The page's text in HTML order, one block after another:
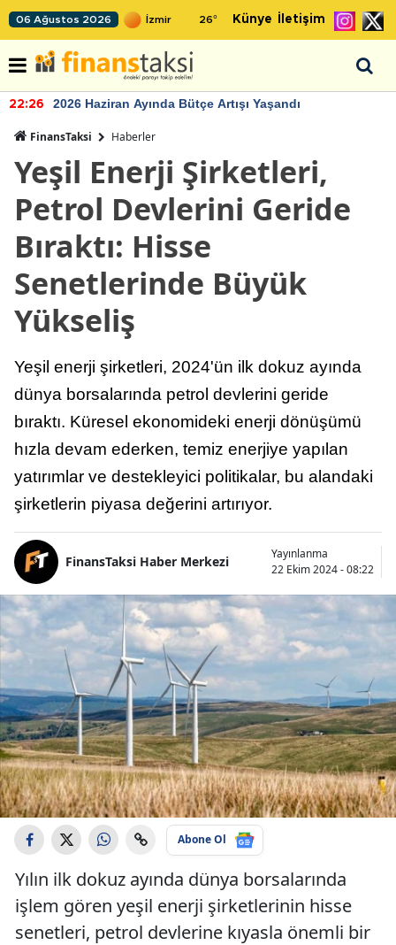
06 Ağustos 2026 26° Künye İletişim
22:26 2026 Haziran Ayında Bütçe Artışı Yaşandı
FinansTaksi Haberler
Yeşil Enerji Şirketleri,
Petrol Devlerini Geride
Bıraktı: Hisse
Senetlerinde Büyük
Yükseliş
Yeşil enerji şirketleri, 2024'ün ilk dokuz ayında
dünya borsalarında petrol devlerini geride
bıraktı. Küresel ekonomideki enerji dönüşümü
hızla devam ederken, temiz enerjiye yapılan
yatırımlar ve destekleyici politikalar, bu alandaki
şirketlerin piyasa değerini artırıyor.
FinansTaksi Haber Merkezi
Yayınlanma
22 Ekim 2024 - 08:22
Abone Ol
Yılın ilk dokuz ayında dünya borsalarında
işlem gören yeşil enerji şirketlerinin hisse
senetleri, petrol devlerine kıyasla önemli bir